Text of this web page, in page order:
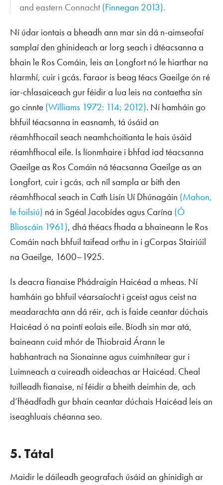
and eastern Connacht (Finnegan 2013).
Ní údar iontais a bheadh ann mar sin dá n-aimseofaí
samplaí den ghinideach ar lorg seach i dtéacsanna a
bhain le Ros Comáin, leis an Longfort nó le hiarthar na
hIarmhí, cuir i gcás. Faraor is beag téacs Gaeilge ón ré
iar-chlasaiceach gur féidir a lua leis na contaetha sin
go cinnte (Williams 1972: 114; 2012). Ní hamháin go
bhfuil téacsanna in easnamh, tá úsáid an
réamhfhocail seach neamhchoitianta le hais úsáid
réamhfhocal eile. Is líonmhaire i bhfad iad téacsanna
Gaeilge as Ros Comáin ná téacsanna Gaeilge as an
Longfort, cuir i gcás, ach níl sampla ar bith den
réamhfhocal seach in Cath Lisín Uí Dhúnagáin (Mahon,
le foilsiú) ná in Sgéal Jacobídes agus Carína (Ó
Blioscáin 1961), dhá théacs fhada a bhaineann le Ros
Comáin nach bhfuil taifead orthu in i gCorpas Stairiúil
na Gaeilge, 1600–1925.
Is deacra fianaise Phádraigín Haicéad a mheas. Ní
hamháin go bhfuil véarsaíocht i gceist agus ceist na
meadarachta ann dá réir, ach is faide ceantar dúchais
Haicéad ó na pointí eolais eile. Bíodh sin mar atá,
baineann cuid mhór de Thiobraid Árann le
habhantrach na Sionainne agus cuimhnítear gur i
Luimneach a cuireadh oideachas ar Haicéad. Cheal
tuilleadh fianaise, ní féidir a bheith deimhin de, ach
d’fhéadfadh gur bhain ceantar dúchais Haicéad leis an
iseaghluais chéanna seo.
5. Tátal
Maidir le dáileadh geografach úsáid an ghinidigh ar